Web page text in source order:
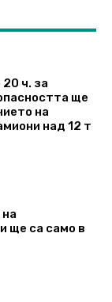
20 ч. за
ще
на
над 12 т
ще са само в